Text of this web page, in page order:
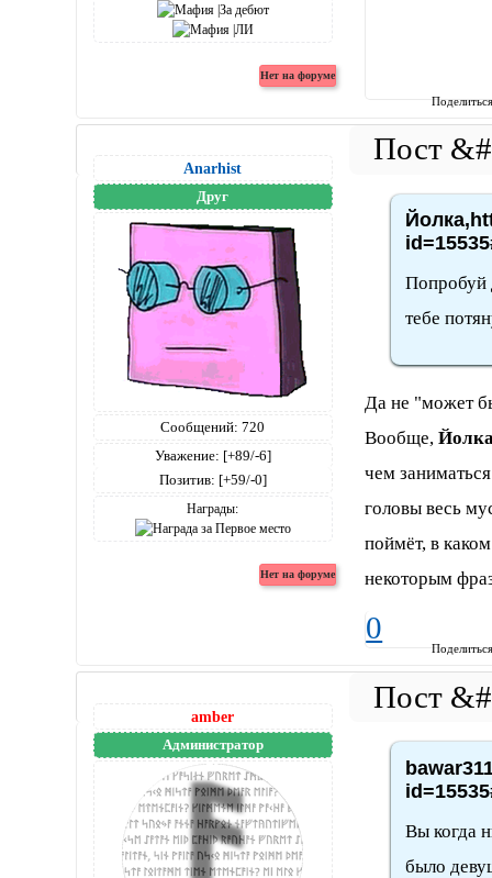
Anarhist
Друг
Сообщений: 720
Уважение: [+89/-6]
Позитив: [+59/-0]
Награды:
Попробуй
тебе
Да не "может
Вообще,
чем
головы весь
поймёт, в
некоторым
0
amber
Администратор
Вы когда
было